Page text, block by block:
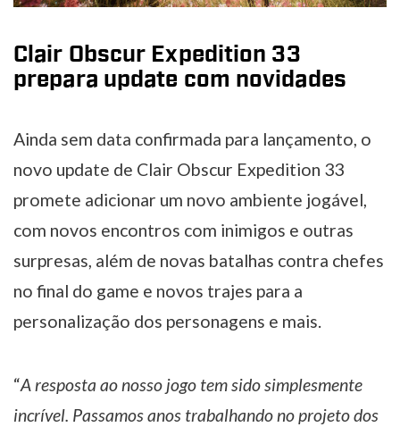
Clair Obscur Expedition 33
prepara update com novidades
Ainda sem data confirmada para lançamento, o
novo update de Clair Obscur Expedition 33
promete adicionar um novo ambiente jogável,
com novos encontros com inimigos e outras
surpresas, além de novas batalhas contra chefes
no final do game e novos trajes para a
personalização dos personagens e mais.
“A resposta ao nosso jogo tem sido simplesmente
incrível. Passamos anos trabalhando no projeto dos